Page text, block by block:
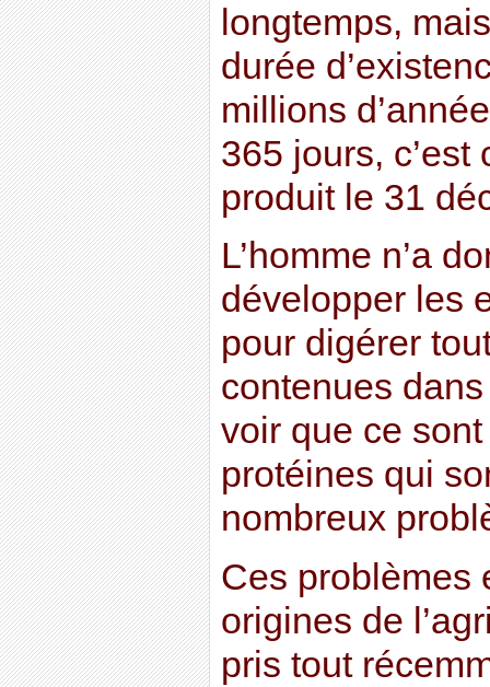
longtemps,
durée
millions
365 jours, c’est
produit le 31
L’homme n’a
développer les
pour digérer
contenues
voir que ce
protéines qui
nombreux
Ces problèmes
origines de
pris tout